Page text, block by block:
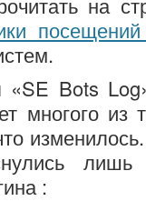
«SE Bots
многого из
: